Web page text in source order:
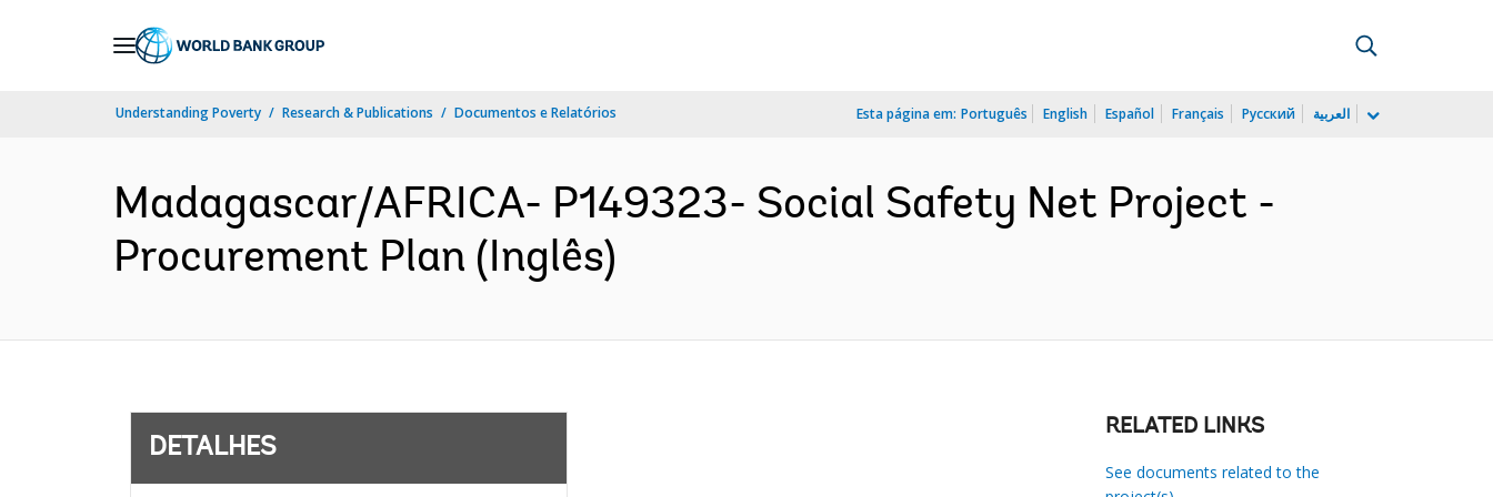
Understanding Poverty Research & Publications Documentos e Relatórios Esta página em: Português English Español Français Русский العربية
Madagascar/AFRICA- P149323- Social Safety Net Project -
Procurement Plan (Inglês)
DETALHES
RELATED LINKS
See documents related to the